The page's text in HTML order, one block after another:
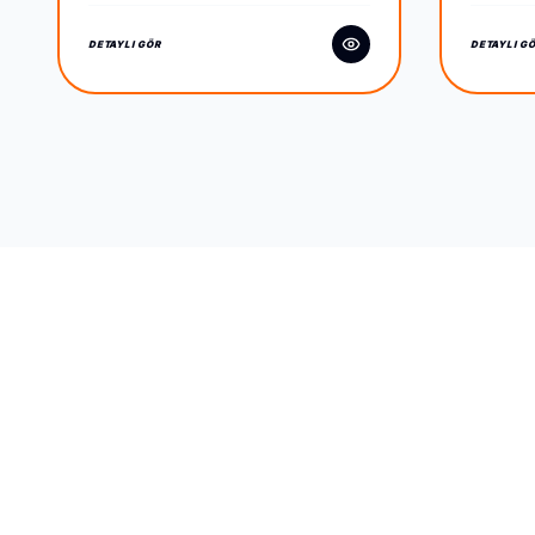
DETAYLI GÖR DETAYLI